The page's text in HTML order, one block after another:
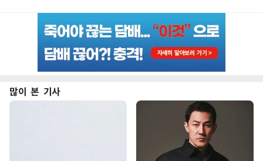
많이 본 기사